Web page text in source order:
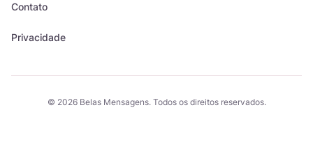
Contato
Privacidade
© 2026 Belas Mensagens. Todos os direitos reservados.